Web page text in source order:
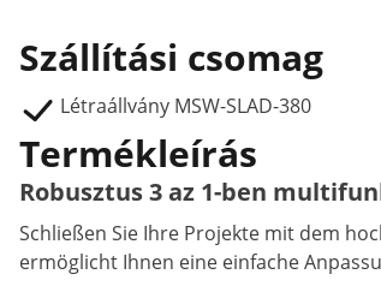
Szállítási csomag
Létraállvány MSW-SLAD-380
Termékleírás
Robusztus 3 az 1-ben
Schließen Sie Ihre Projekte mit dem
ermöglicht Ihnen eine einfache